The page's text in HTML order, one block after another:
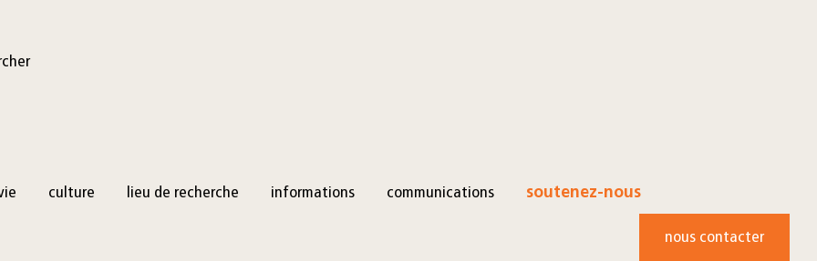
culture lieu de recherche informations communications soutenez-nous
nous contacter